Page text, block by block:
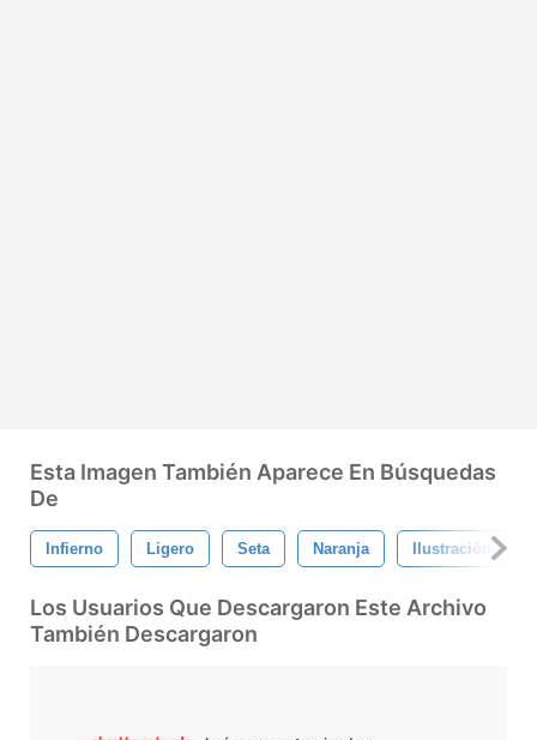
Esta Imagen También Aparece En Búsquedas
De
Infierno Ligero Seta Naranja Ilustración
Los Usuarios Que Descargaron Este Archivo
También Descargaron